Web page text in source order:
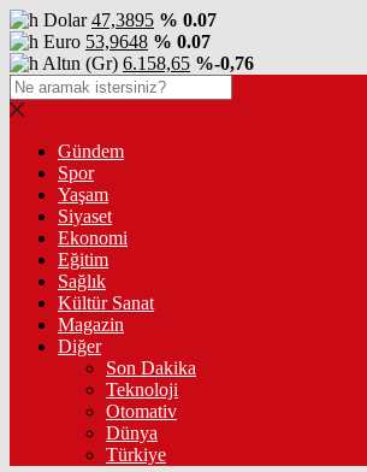
Dolar47,3895 % 0.07
Euro 53,9648 % 0.07
Altın (Gr) 6.158,65 %-0,76
Gündem
Spor
Yaşam
Siyaset
Ekonomi
Eğitim
Sağlık
Kültür Sanat
Magazin
Diğer
Son Dakika
Teknoloji
Otomativ
Dünya
Türkiye